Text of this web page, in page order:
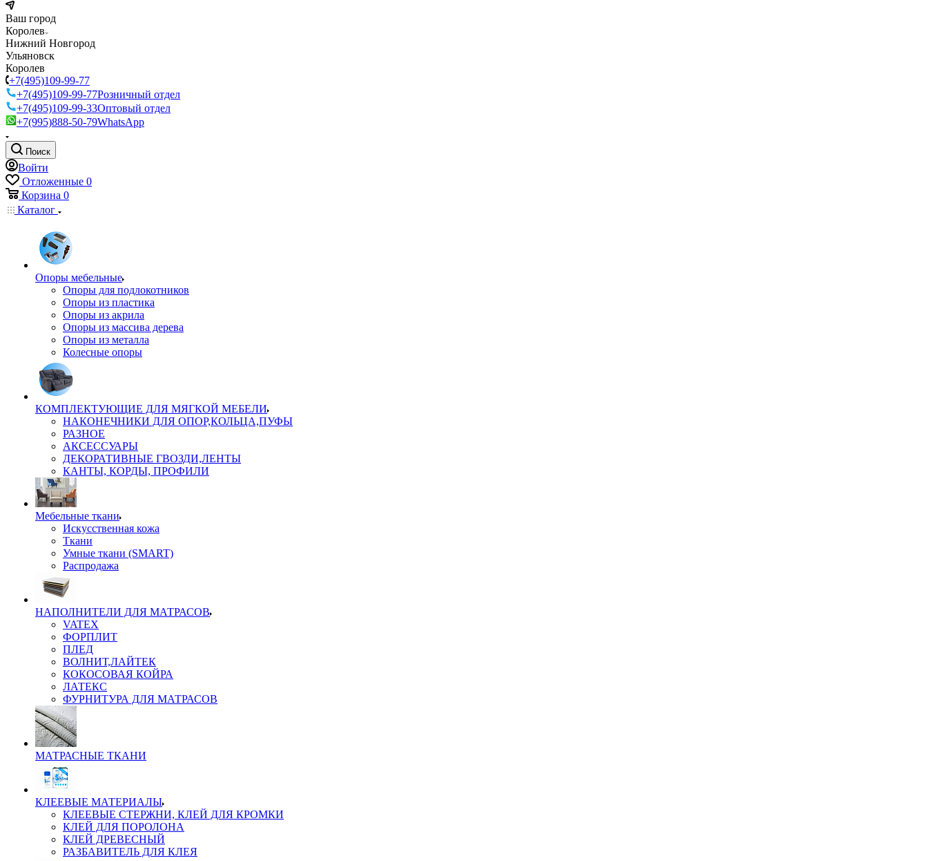
Ваш город
Королев
Нижний Новгород
Ульяновск
Королев
+7(495)109-99-77
+7(495)109-99-77Розничный отдел
+7(495)109-99-33Оптовый отдел
+7(995)888-50-79WhatsApp
Поиск
Войти
Отложенные 0
Корзина 0
Каталог
Опоры мебельные
Опоры для подлокотников
Опоры из пластика
Опоры из акрила
Опоры из массива дерева
Опоры из металла
Колесные опоры
КОМПЛЕКТУЮЩИЕ ДЛЯ МЯГКОЙ МЕБЕЛИ
НАКОНЕЧНИКИ ДЛЯ ОПОР,КОЛЬЦА,ПУФЫ
РАЗНОЕ
АКСЕССУАРЫ
ДЕКОРАТИВНЫЕ ГВОЗДИ,ЛЕНТЫ
КАНТЫ, КОРДЫ, ПРОФИЛИ
Мебельные ткани
Искусственная кожа
Ткани
Умные ткани (SMART)
Распродажа
НАПОЛНИТЕЛИ ДЛЯ МАТРАСОВ
VATEX
ФОРПЛИТ
ПЛЕД
ВОЛНИТ,ЛАЙТЕК
КОКОСОВАЯ КОЙРА
ЛАТЕКС
ФУРНИТУРА ДЛЯ МАТРАСОВ
МАТРАСНЫЕ ТКАНИ
КЛЕЕВЫЕ МАТЕРИАЛЫ
КЛЕЕВЫЕ СТЕРЖНИ, КЛЕЙ ДЛЯ КРОМКИ
КЛЕЙ ДЛЯ ПОРОЛОНА
КЛЕЙ ДРЕВЕСНЫЙ
РАЗБАВИТЕЛЬ ДЛЯ КЛЕЯ